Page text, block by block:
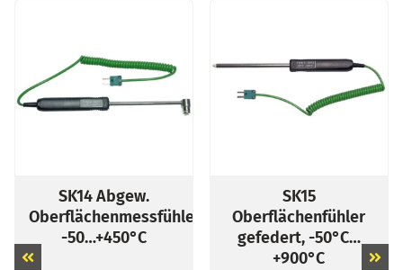
SK14 Abgew.
Oberflächenmessfühler,
-50…+450°C
SK15
Oberflächenfühler
gefedert, -50°C…
+900°C